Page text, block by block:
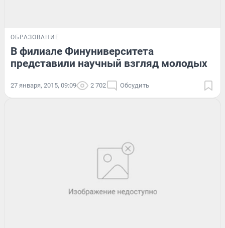
ОБРАЗОВАНИЕ
В филиале Финуниверситета
представили научный взгляд молодых
27 января, 2015, 09:09 2 702 Обсудить